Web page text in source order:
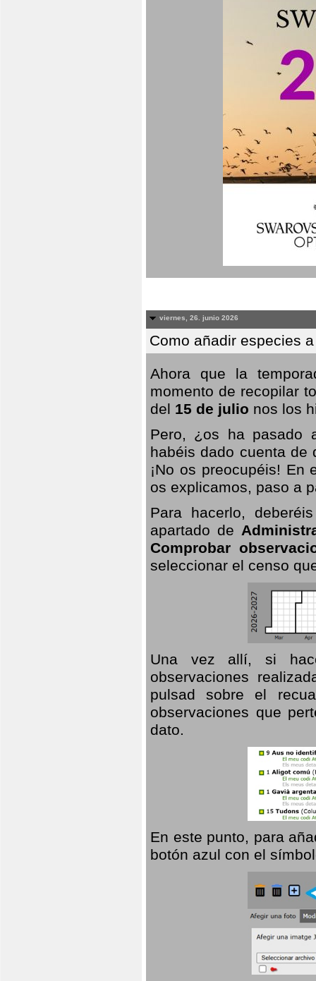
viernes, 26. junio 2026
Como añadir especies
Ahora que la
momento de recopilar
del 15 de julio nos los
Pero, ¿os ha pasado
habéis dado cuenta de
¡No os preocupéis!
os explicamos, paso a
Para hacerlo,
apartado de
Comprobar
seleccionar el censo
Una vez allí, si
observaciones
pulsad sobre el
observaciones que
dato.
En este punto, para
botón azul con el